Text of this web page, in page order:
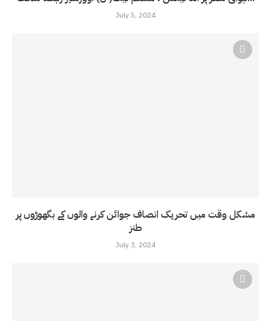
July 5, 2024
مشکل وقت میں تحریک انصاف جوائن کرنے والوں کے بگھوڑوں پر
طنز
July 3, 2024